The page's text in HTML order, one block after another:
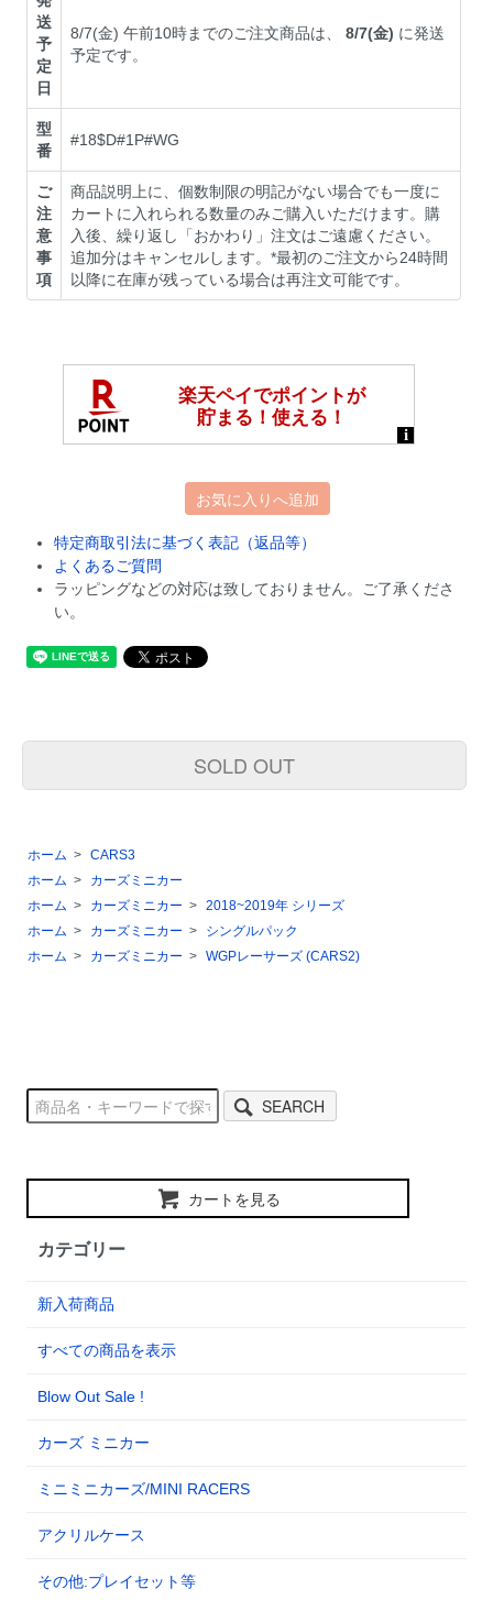
送
予
定
日
8/7(金) 午前10時までのご注文商品は、8/7(金) に発送
予定です。
型
番
#18$D#1P#WG
ご
注
意
事
項
商品説明上に、個数制限の明記がない場合でも一度に
カートに入れられる数量のみご購入いただけます。購
入後、繰り返し「おかわり」注文はご遠慮ください。
追加分はキャンセルします。*最初のご注文から24時間
以降に在庫が残っている場合は再注文可能です。
お気に入りへ追加
特定商取引法に基づく表記（返品等）
よくあるご質問
ラッピングなどの対応は致しておりません。ご了承くださ
い。
SOLD OUT
ホーム > CARS3
ホーム >
カーズミニカー
ホーム > カーズミニカー > 2018~2019年 シリーズ
ホーム > カーズミニカー >
シングルパック
ホーム > カーズミニカー > WGPレーサーズ (CARS2)
SEARCH
カートを見る
カテゴリー
新入荷商品
すべての商品を表示
Blow Out Sale !
カーズ ミニカー
ミニミニカーズ/MINI RACERS
アクリルケース
その他:プレイセット等